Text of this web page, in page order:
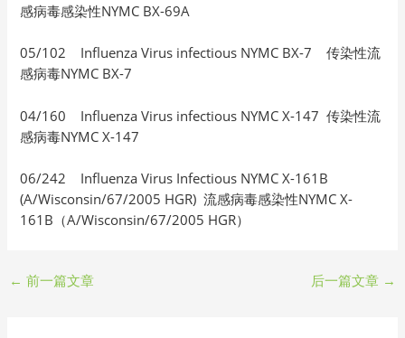
感病毒感染性NYMC BX-69A
05/102 Influenza Virus infectious NYMC BX-7 传染性流
感病毒NYMC BX-7
04/160 Influenza Virus infectious NYMC X-147 传染性流
感病毒NYMC X-147
06/242 Influenza Virus Infectious NYMC X-161B
(A/Wisconsin/67/2005 HGR) 流感病毒感染性NYMC X-
161B（A/Wisconsin/67/2005 HGR）
← 前一篇文章 后一篇文章 →